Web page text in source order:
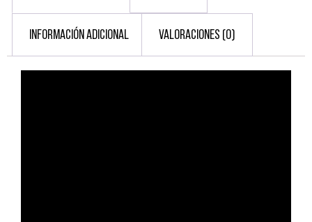
INFORMACIÓN ADICIONAL VALORACIONES (0)